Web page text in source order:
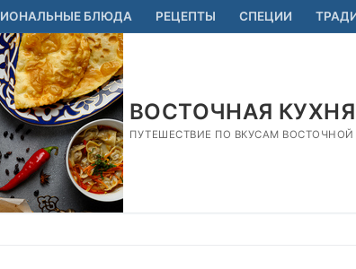
БЛЮДА РЕЦЕПТЫ СПЕЦИИ
ВОСТОЧНАЯ КУХНЯ
ПУТЕШЕСТВИЕ ПО ВКУСАМ